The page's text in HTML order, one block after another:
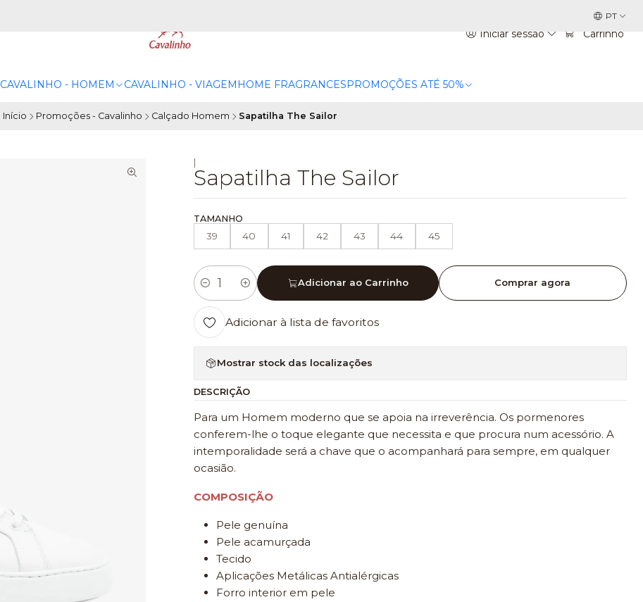
Iniciar sessão Carrinho
CAVALINHO - HOMEM CAVALINHO - VIAGEM HOME FRAGRANCESPROMOÇÕES ATÉ 50%
PT
Início Promoções - Cavalinho Calçado Homem Sapatilha The Sailor
Sapatilha The Sailor
TAMANHO
39 40 41 42 43 44 45
Quantidade
Adicionar ao Carrinho Comprar agora
Adicionar à lista de favoritos
Mostrar stock das localizações
DESCRIÇÃO
Para um Homem moderno que se apoia na irreverência. Os pormenores
conferem-lhe o toque elegante que necessita e que procura num acessório. A
intemporalidade será a chave que o acompanhará para sempre, em qualquer
ocasião.
COMPOSIÇÃO
Pele genuína
Pele acamurçada
Tecido
Aplicações Metálicas Antialérgicas
Forro interior em pele